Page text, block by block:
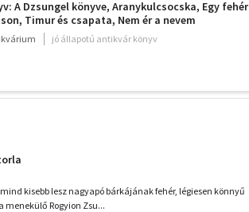
A Dzsungel könyve, Aranykulcsocska, Egy fehér
Timur és csapata, Nem ér a nevem
jó állapotú antikvár könyv
kisebb lesz nagyapó bárkájának fehér, légiesen könnyű
menekülő Rogyion Zsu...